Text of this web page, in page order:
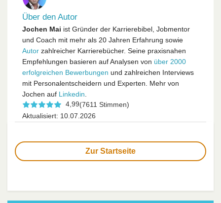
Über den Autor
Jochen Mai ist Gründer der Karrierebibel, Jobmentor
und Coach mit mehr als 20 Jahren Erfahrung sowie
Autor zahlreicher Karrierebücher. Seine praxisnahen
Empfehlungen basieren auf Analysen von über 2000
erfolgreichen Bewerbungen und zahlreichen Interviews
mit Personalentscheidern und Experten. Mehr von
Jochen auf Linkedin
4,99(7611 Stimmen)
Aktualisiert: 10.07.2026
Zur Startseite